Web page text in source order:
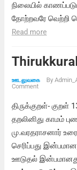
நிலையில்
தோற்றவரே வெற்றி
Read more
ஊடலுவகை By
Comment
திருக்குறள்-
தறலினிது காமம்
மு.வரதராசனார்
செரிப்பது
ஊடுதல்